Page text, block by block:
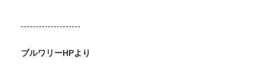
--------------------
ブルワリーHPより